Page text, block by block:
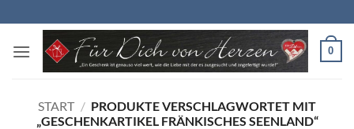
Inhalt
springen
0
START / PRODUKTE VERSCHLAGWORTET MIT
„GESCHENKARTIKEL FRÄNKISCHES SEENLAND“